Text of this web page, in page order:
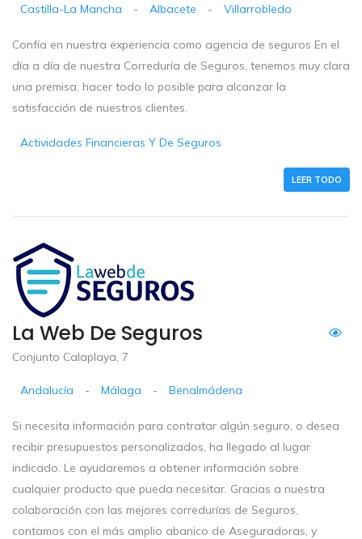
Castilla-La Mancha - Albacete - Villarrobledo
Confía en nuestra experiencia como agencia de seguros En el
día a día de nuestra Correduría de Seguros, tenemos muy clara
una premisa; hacer todo lo posible para alcanzar la
satisfacción de nuestros clientes.
Actividades Financieras Y De Seguros
LEER TODO
La Web De Seguros
Conjunto Calaplaya, 7
Andalucía - Málaga - Benalmádena
Si necesita información para contratar algún seguro, o desea
recibir presupuestos personalizados, ha llegado al lugar
indicado. Le ayudaremos a obtener información sobre
cualquier producto que pueda necesitar. Gracias a nuestra
colaboración con las mejores corredurías de Seguros,
contamos con el más amplio abanico de Aseguradoras, y